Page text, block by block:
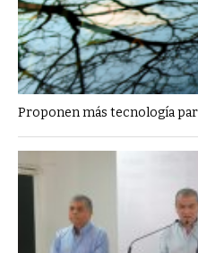
Proponen más tecnología